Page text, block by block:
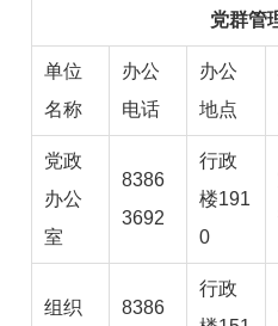
党群管
单位
名称
办公
电话
办公
地点
党政
办公
室
8386
3692
行政
楼191
0
组织
8386
行政